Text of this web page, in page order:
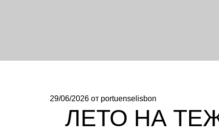
29/06/2026 от portuenselisbon
ЛЕТО НА